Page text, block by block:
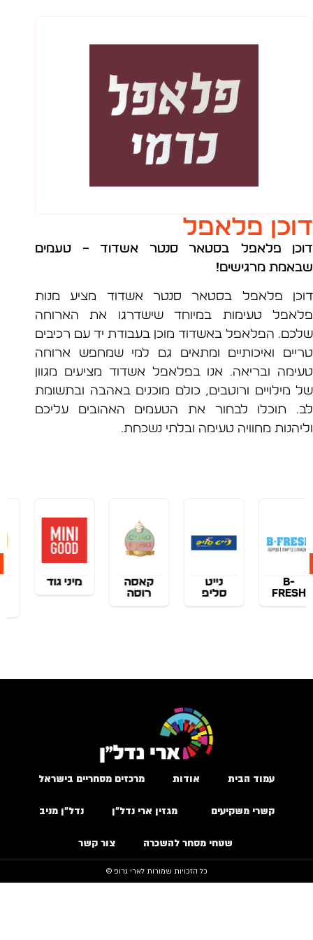
פלאפל
פלאפל בסטאר סנטר אשדוד
– טעמים
מרגישים!
פלאפל בסטאר סנטר אשדוד מציע מנות
טעימות במיוחד שישדרגו את הארוחה
הפלאפל באשדוד מוכן בעבודת יד עם רכיבים
ואיכותיים ומתאים גם למי שמחפש ארוחה
ובריאה. אנו בפלאפל אשדוד מציעים מגוון
ורוטבים, כולם מוכנים באהבה ובתשומת
תוכלו לבחור את הטעמים האהובים עליכם
מחוויה טעימה ובלתי נשכחת.
מיני גוד
עמוד הבית אודות מרכזים מסחריים בישראל
קשרי משקיעים מגזין ארי נדל״ן נדל״ן מניב
שטחי מסחר להשכרה צור קשר
כל הזכויות שמורות לארי גרופ ©